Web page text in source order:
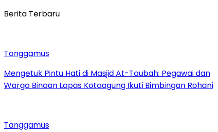
Berita Terbaru
Tanggamus
Mengetuk Pintu Hati di Masjid At-Taubah: Pegawai dan
Warga Binaan Lapas Kotaagung Ikuti Bimbingan Rohani
Tanggamus